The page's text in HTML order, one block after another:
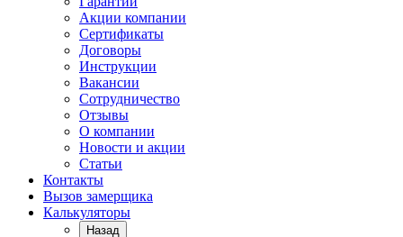
Акции компании
Сертификаты
Договоры
Инструкции
Вакансии
Сотрудничество
Отзывы
О компании
Новости и акции
Статьи
Контакты
Вызов замерщика
Калькуляторы
Назад